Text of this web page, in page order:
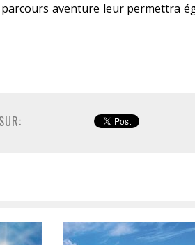
aventure leur permettra